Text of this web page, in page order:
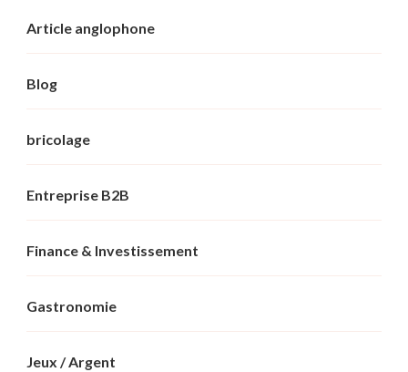
Article anglophone
Blog
bricolage
Entreprise B2B
Finance & Investissement
Gastronomie
Jeux / Argent